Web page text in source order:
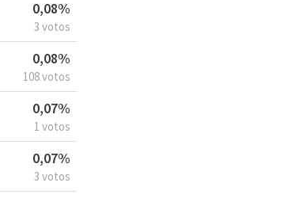
0,08%
3 votos
0,08%
108 votos
0,07%
1 votos
0,07%
3 votos